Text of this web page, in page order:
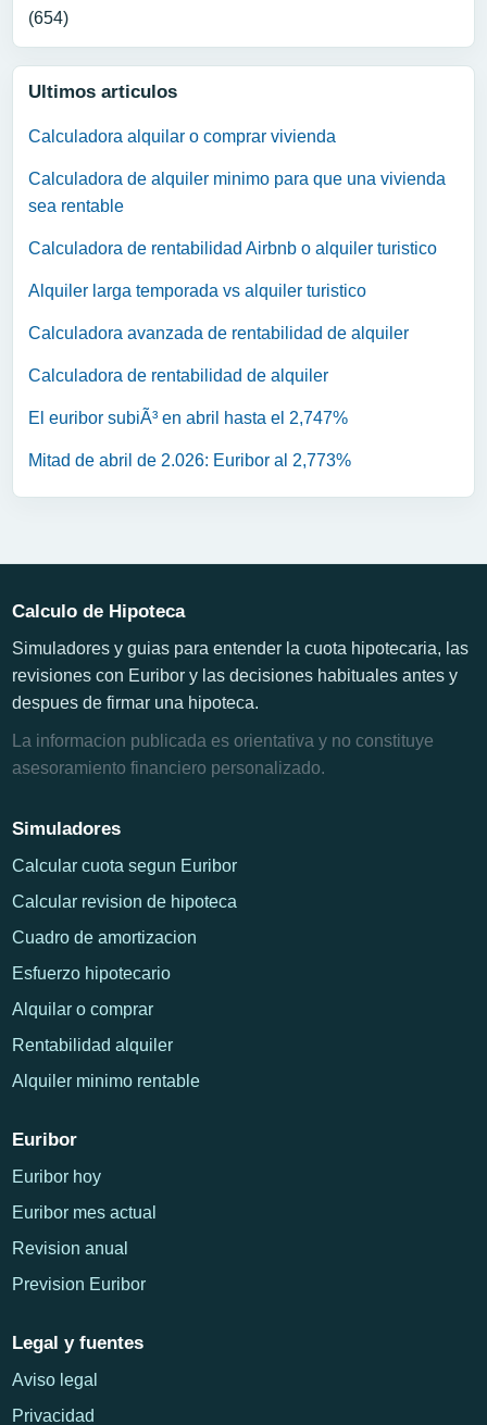
(654)
Ultimos articulos
Calculadora alquilar o comprar vivienda
Calculadora de alquiler minimo para que una vivienda
sea rentable
Calculadora de rentabilidad Airbnb o alquiler turistico
Alquiler larga temporada vs alquiler turistico
Calculadora avanzada de rentabilidad de alquiler
Calculadora de rentabilidad de alquiler
El euribor subiÃ³ en abril hasta el 2,747%
Mitad de abril de 2.026: Euribor al 2,773%
Calculo de Hipoteca
Simuladores y guias para entender la cuota hipotecaria, las
revisiones con Euribor y las decisiones habituales antes y
despues de firmar una hipoteca.
La informacion publicada es orientativa y no constituye
asesoramiento financiero personalizado.
Simuladores
Calcular cuota segun Euribor
Calcular revision de hipoteca
Cuadro de amortizacion
Esfuerzo hipotecario
Alquilar o comprar
Rentabilidad alquiler
Alquiler minimo rentable
Euribor
Euribor hoy
Euribor mes actual
Revision anual
Prevision Euribor
Legal y fuentes
Aviso legal
Privacidad